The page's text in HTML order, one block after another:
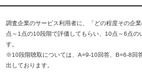
調査企業のサービス利用者に、「どの程度その企
点～1点の10段階で評価してもらい、10点～6点の
す。
※10段階聴取については、A=9-10回答、B=6-8回
出しております。